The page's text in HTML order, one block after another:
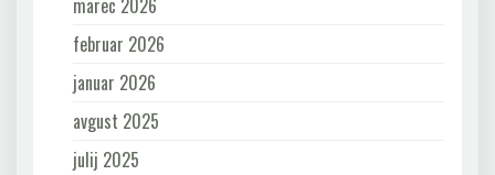
marec 2026
februar 2026
januar 2026
avgust 2025
julij 2025